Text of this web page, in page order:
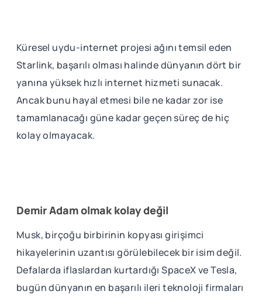
Küresel uydu-internet projesi ağını temsil eden
Starlink, başarılı olması halinde dünyanın dört bir
yanına yüksek hızlı internet hizmeti sunacak.
Ancak bunu hayal etmesi bile ne kadar zor ise
tamamlanacağı güne kadar geçen süreç de hiç
kolay olmayacak.
Demir Adam olmak kolay değil
Musk, birçoğu birbirinin kopyası girişimci
hikayelerinin uzantısı görülebilecek bir isim değil.
Defalarda iflaslardan kurtardığı SpaceX ve Tesla,
bugün dünyanın en başarılı ileri teknoloji firmaları